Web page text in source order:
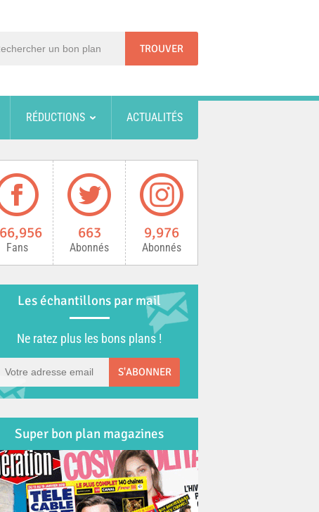
RÉDUCTIONS ACTUALITÉS
Fans
663
Abonnés
9,976
Abonnés
Les échantillons par mail
Ne ratez plus les bons plans !
S'ABONNER
Super bon plan magazines